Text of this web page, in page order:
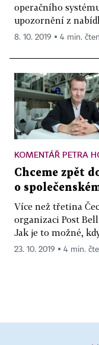
operačního
upozornění z
8. 10. 2019 ▪ 4 min.
KOMENTÁŘ PETRA
Chceme zpět
o
Více než třetina
organizaci Post
Jak je to možné,
23. 10. 2019 ▪ 4 min.